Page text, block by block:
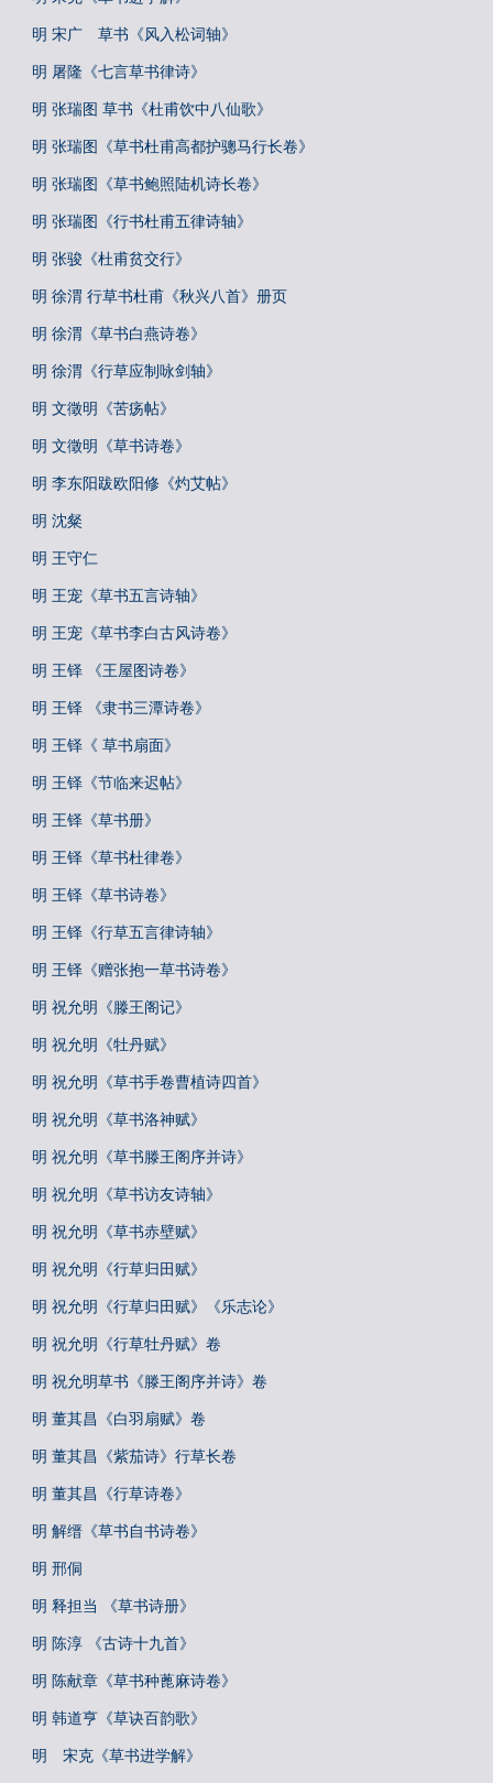
明 宋广 草书《风入松词轴》
明 屠隆《七言草书律诗》
明 张瑞图 草书《杜甫饮中八仙歌》
明 张瑞图《草书杜甫高都护骢马行长卷》
明 张瑞图《草书鲍照陆机诗长卷》
明 张瑞图《行书杜甫五律诗轴》
明 张骏《杜甫贫交行》
明 徐渭 行草书杜甫《秋兴八首》册页
明 徐渭《草书白燕诗卷》
明 徐渭《行草应制咏剑轴》
明 文徵明《苦疡帖》
明 文徵明《草书诗卷》
明 李东阳跋欧阳修《灼艾帖》
明 沈粲
明 王守仁
明 王宠《草书五言诗轴》
明 王宠《草书李白古风诗卷》
明 王铎 《王屋图诗卷》
明 王铎 《隶书三潭诗卷》
明 王铎《 草书扇面》
明 王铎《节临来迟帖》
明 王铎《草书册》
明 王铎《草书杜律卷》
明 王铎《草书诗卷》
明 王铎《行草五言律诗轴》
明 王铎《赠张抱一草书诗卷》
明 祝允明《滕王阁记》
明 祝允明《牡丹赋》
明 祝允明《草书手卷曹植诗四首》
明 祝允明《草书洛神赋》
明 祝允明《草书滕王阁序并诗》
明 祝允明《草书访友诗轴》
明 祝允明《草书赤壁赋》
明 祝允明《行草归田赋》
明 祝允明《行草归田赋》《乐志论》
明 祝允明《行草牡丹赋》卷
明 祝允明草书《滕王阁序并诗》卷
明 董其昌《白羽扇赋》卷
明 董其昌《紫茄诗》行草长卷
明 董其昌《行草诗卷》
明 解缙《草书自书诗卷》
明 邢侗
明 释担当 《草书诗册》
明 陈淳 《古诗十九首》
明 陈献章《草书种蓖麻诗卷》
明 韩道亨《草诀百韵歌》
明 宋克《草书进学解》